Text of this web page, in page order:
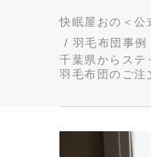
快眠屋おの＜公
/ 羽毛布団事例
千葉県からステ
羽毛布団のご注